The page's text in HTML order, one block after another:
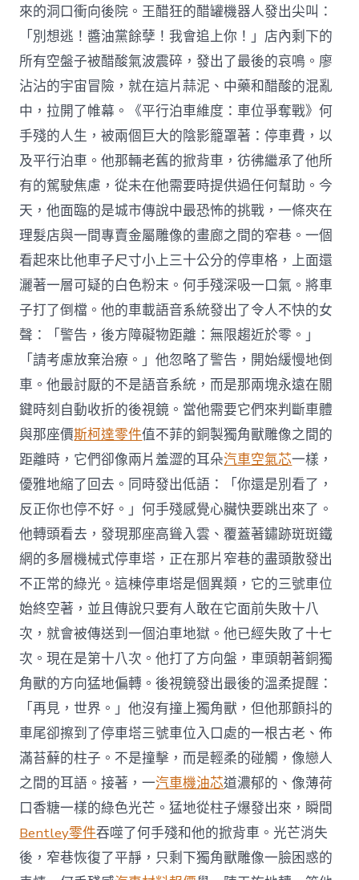
來的洞口衝向後院。王醋狂的醋罐機器人發出尖叫：
「別想逃！醬油黨餘孽！我會追上你！」店內剩下的
所有空盤子被醋酸氣波震碎，發出了最後的哀鳴。廖
沾沾的宇宙冒險，就在這片蒜泥、中藥和醋酸的混亂
中，拉開了帷幕。《平行泊車維度：車位爭奪戰》何
手殘的人生，被兩個巨大的陰影籠罩著：停車費，以
及平行泊車。他那輛老舊的掀背車，彷彿繼承了他所
有的駕駛焦慮，從未在他需要時提供過任何幫助。今
天，他面臨的是城市傳說中最恐怖的挑戰，一條夾在
理髮店與一間專賣金屬雕像的畫廊之間的窄巷。一個
看起來比他車子尺寸小上三十公分的停車格，上面還
灑著一層可疑的白色粉末。何手殘深吸一口氣。將車
子打了倒檔。他的車載語音系統發出了令人不快的女
聲：「警告，後方障礙物距離：無限趨近於零。」
「請考慮放棄治療。」他忽略了警告，開始緩慢地倒
車。他最討厭的不是語音系統，而是那兩塊永遠在關
鍵時刻自動收折的後視鏡。當他需要它們來判斷車體
與那座價斯柯達零件值不菲的銅製獨角獸雕像之間的
距離時，它們卻像兩片羞澀的耳朵汽車空氣芯一樣，
優雅地縮了回去。同時發出低語：「你還是別看了，
反正你也停不好。」何手殘感覺心臟快要跳出來了。
他轉頭看去，發現那座高聳入雲、覆蓋著鏽跡斑斑鐵
網的多層機械式停車塔，正在那片窄巷的盡頭散發出
不正常的綠光。這棟停車塔是個異類，它的三號車位
始終空著，並且傳說只要有人敢在它面前失敗十八
次，就會被傳送到一個泊車地獄。他已經失敗了十七
次。現在是第十八次。他打了方向盤，車頭朝著銅獨
角獸的方向猛地偏轉。後視鏡發出最後的溫柔提醒：
「再見，世界。」他沒有撞上獨角獸，但他那顫抖的
車尾卻擦到了停車塔三號車位入口處的一根古老、佈
滿苔蘚的柱子。不是撞擊，而是輕柔的碰觸，像戀人
之間的耳語。接著，一汽車機油芯道濃郁的、像薄荷
口香糖一樣的綠色光芒。猛地從柱子爆發出來，瞬間
Bentley零件吞噬了何手殘和他的掀背車。光芒消失
後，窄巷恢復了平靜，只剩下獨角獸雕像一臉困惑的